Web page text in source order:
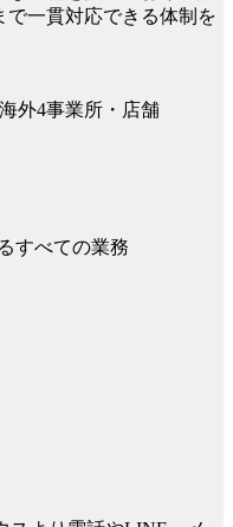
一貫対応できる体制を
外4事業所・店舗
すべての業務